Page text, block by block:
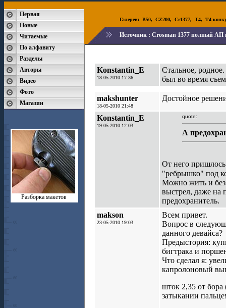
Первая
Новые
Читаемые
По алфавиту
Разделы
Авторы
Видео
Фото
Магазин
Разборка макетов
Галереи: B50, CZ200, Cr1377, T4, T4
Источник : Crosman 1377 полный АП
Konstantin_E
18-05-2010 17:36
Стальное,
был во время
makshunter
18-05-2010 21:48
Достойное
Konstantin_E
19-05-2010 12:03
quote:
А
От него пришлось
"ребрышко" под
Можно жить и без
выстрел, даже на
предохранитель.
makson
23-05-2010 19:03
Всем привет.
Вопрос в
данного девайса?
Предыстория:
бигтрака и
Что сделал я:
капролоновый
шток 2,35 от бора
затыкании